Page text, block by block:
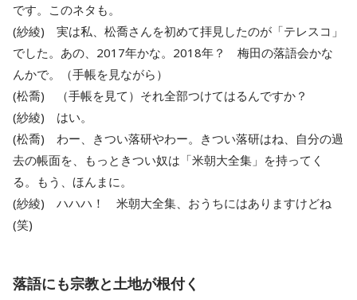
です。このネタも。
(紗綾) 実は私、松喬さんを初めて拝見したのが「テレスコ」
でした。あの、2017年かな。2018年？ 梅田の落語会かな
んかで。（手帳を見ながら）
(松喬) （手帳を見て）それ全部つけてはるんですか？
(紗綾) はい。
(松喬) わー、きつい落研やわー。きつい落研はね、自分の過
去の帳面を、もっときつい奴は「米朝大全集」を持ってく
る。もう、ほんまに。
(紗綾) ハハハ！ 米朝大全集、おうちにはありますけどね
(笑)
落語にも宗教と土地が根付く